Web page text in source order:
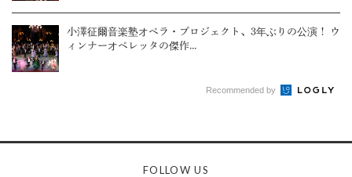
小澤征爾音楽塾オペラ・プロジェクト、3年ぶりの公演！ ウ
ィンナーオペレッタの傑作...
Recommended by
FOLLOW US